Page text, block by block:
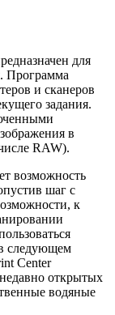
для
Программа
и сканеров
задания.
в
RAW).
возможность
шаг с
к
следующем
Center
открытых
водяные